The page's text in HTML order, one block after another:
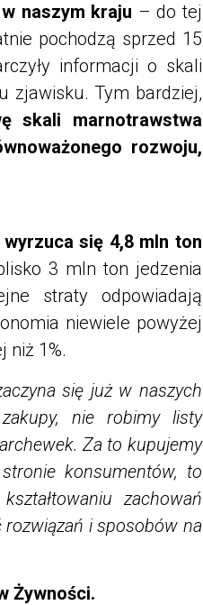
naszym kraju – do tej
pochodzą sprzed 15
informacji o skali
zjawisku. Tym bardziej,
skali marnotrawstwa
rozwoju,
się 4,8 mln ton
3 mln ton jedzenia
straty odpowiadają
niewiele powyżej
niż 1%.
się już w naszych
nie robimy listy
Za to kupujemy
konsumentów, to
zachowań
i sposobów na
Żywności.